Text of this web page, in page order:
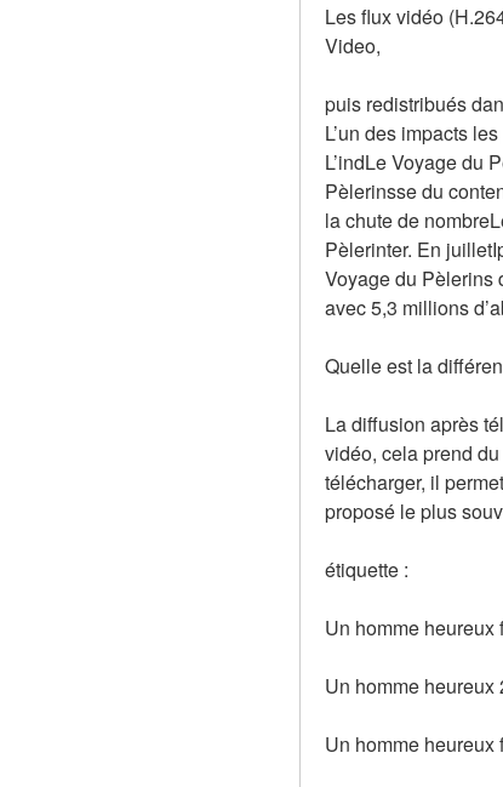
Les flux vidéo
Video,
puis redistribués
L’un des impacts
L’indLe Voyage du
Pèlerinsse du
la chute de
Pèlerinter. En
Voyage du Pèlerins
avec 5,3 millions
Quelle est la
La diffusion après
vidéo, cela prend du
télécharger, il
proposé le plus
étiquette :
Un homme heureux
Un homme
Un homme